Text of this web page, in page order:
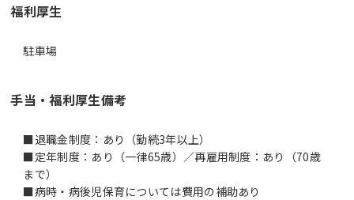
福利厚生
駐車場
手当・福利厚生備考
■退職金制度：あり（勤続3年以上）
■定年制度：あり（一律65歳）／再雇用制度：あり（70歳
まで）
■病時・病後児保育については費用の補助あり